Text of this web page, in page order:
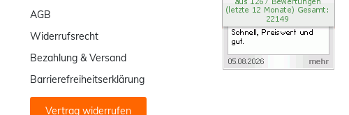
AGB
Widerrufsrecht
Bezahlung & Versand
Barrierefreiheitserklärung
Vertrag widerrufen